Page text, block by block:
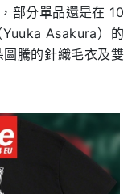
部分單品還是在 10
Asakura）的
騰的針織毛衣及雙